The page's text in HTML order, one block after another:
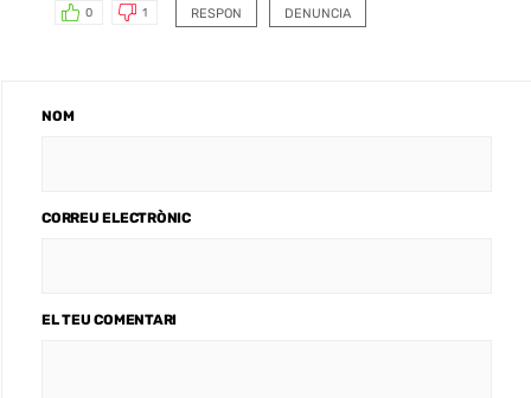
RESPON
0 1 DENUNCIA
NOM
CORREU ELECTRÒNIC
EL TEU COMENTARI